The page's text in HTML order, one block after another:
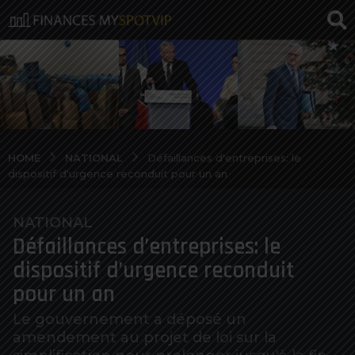
HOME NATIONAL
Défaillances d'entreprises: le
dispositif d'urgence reconduit pour un an
6
a
o
s
a
g
NATIONAL
Défaillances d’entreprises: le
dispositif d’urgence reconduit
pour un an
Le gouvernement a déposé un
amendement au projet de loi sur la